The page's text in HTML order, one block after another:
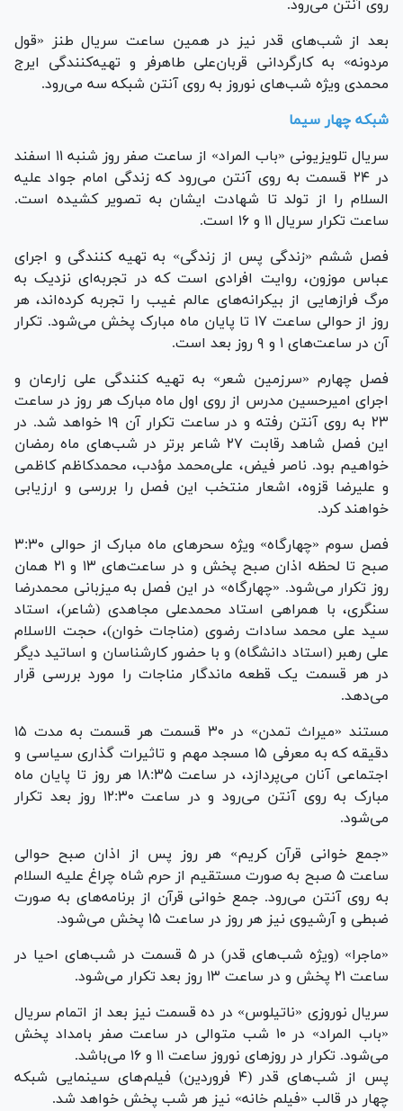
روی آنتن می‌رود.
بعد از شب‌های قدر نیز در همین ساعت سریال طنز «قول
مردونه» به کارگردانی قربان‌علی طاهرفر و تهیه‌کنندگی ایرج
محمدی ویژه شب‌های نوروز به روی آنتن شبکه سه می‌رود.
شبکه چهار سیما
سریال تلویزیونی «باب المراد» از ساعت صفر روز شنبه ۱۱ اسفند
در ۲۴ قسمت به روی آنتن می‌رود که زندگی امام جواد علیه
السلام را از تولد تا شهادت ایشان به تصویر کشیده است.
ساعت تکرار سریال ۱۱ و ۱۶ است.
فصل ششم «زندگی پس از زندگی» به تهیه کنندگی و اجرای
عباس موزون، روایت افرادی است که در تجربه‌ای نزدیک به
مرگ فراز‌هایی از بیکرانه‌های عالم غیب را تجربه کرده‌اند، هر
روز از حوالی ساعت ۱۷ تا پایان ماه مبارک پخش می‌شود. تکرار
آن در ساعت‌های ۱ و ۹ روز بعد است.
فصل چهارم «سرزمین شعر» به تهیه کنندگی علی زارعان و
اجرای امیرحسین مدرس از روی اول ماه مبارک هر روز در ساعت
۲۳ به روی آنتن رفته و در ساعت تکرار آن ۱۹ خواهد شد. در
این فصل شاهد رقابت ۲۷ شاعر برتر در شب‌های ماه رمضان
خواهیم بود. ناصر فیض، علی‌محمد مؤدب، محمدکاظم کاظمی
و علیرضا قزوه، اشعار منتخب این فصل را بررسی و ارزیابی
خواهند کرد.
فصل سوم «چهارگاه» ویژه سحر‌های ماه مبارک از حوالی ۳:۳۰
صبح تا لحظه اذان صبح پخش و در ساعت‌های ۱۳ و ۲۱ همان
روز تکرار می‌شود. «چهارگاه» در این فصل به میزبانی محمدرضا
سنگری، با همراهی استاد محمدعلی مجاهدی (شاعر)، استاد
سید علی محمد سادات رضوی (مناجات خوان)، حجت الاسلام
علی رهبر (استاد دانشگاه) و با حضور کارشناسان و اساتید دیگر
در هر قسمت یک قطعه ماندگار مناجات را مورد بررسی قرار
می‌دهد.
مستند «میراث تمدن» در ۳۰ قسمت هر قسمت به مدت ۱۵
دقیقه که به معرفی ۱۵ مسجد مهم و تاثیرات گذاری سیاسی و
اجتماعی آنان می‌پردازد، در ساعت ۱۸:۳۵ هر روز تا پایان ماه
مبارک به روی آنتن می‌رود و در ساعت ۱۲:۳۰ روز بعد تکرار
می‌شود.
«جمع خوانی قرآن کریم» هر روز پس از اذان صبح حوالی
ساعت ۵ صبح به صورت مستقیم از حرم شاه چراغ علیه السلام
به روی آنتن می‌رود. جمع خوانی قرآن از برنامه‌های به صورت
ضبطی و آرشیوی نیز هر روز در ساعت ۱۵ پخش می‌شود.
«ماجرا» (ویژه شب‌های قدر) در ۵ قسمت در شب‌های احیا در
ساعت ۲۱ پخش و در ساعت ۱۳ روز بعد تکرار می‌شود.
سریال نوروزی «ناتیلوس» در ده قسمت نیز بعد از اتمام سریال
«باب المراد» در ۱۰ شب متوالی در ساعت صفر بامداد پخش
می‌شود. تکرار در روز‌های نوروز ساعت ۱۱ و ۱۶ می‌باشد.
پس از شب‌های قدر (۴ فروردین) فیلم‌های سینمایی شبکه
چهار در قالب «فیلم خانه» نیز هر شب پخش خواهد شد.